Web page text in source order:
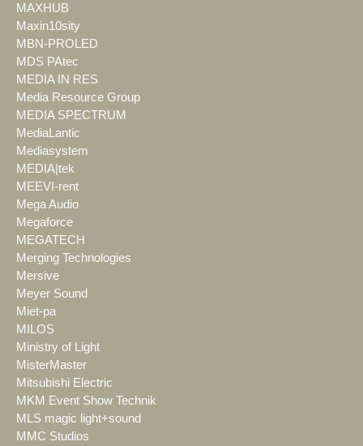
MAXHUB
Maxin10sity
MBN-PROLED
MDS PAtec
MEDIA IN RES
Media Resource Group
MEDIA SPECTRUM
MediaLantic
Mediasystem
MEDIA|tek
MEEVI-rent
Mega Audio
Megaforce
MEGATECH
Merging Technologies
Mersive
Meyer Sound
Miet-pa
MILOS
Ministry of Light
MisterMaster
Mitsubishi Electric
MKM Event Show Technik
MLS magic light+sound
MMC Studios